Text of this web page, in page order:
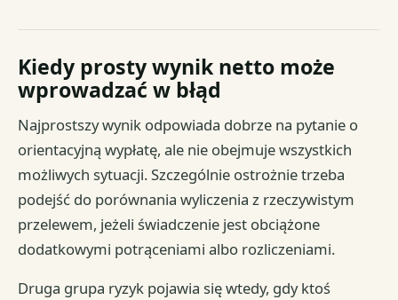
Kiedy prosty wynik netto może
wprowadzać w błąd
Najprostszy wynik odpowiada dobrze na pytanie o
orientacyjną wypłatę, ale nie obejmuje wszystkich
możliwych sytuacji. Szczególnie ostrożnie trzeba
podejść do porównania wyliczenia z rzeczywistym
przelewem, jeżeli świadczenie jest obciążone
dodatkowymi potrąceniami albo rozliczeniami.
Druga grupa ryzyk pojawia się wtedy, gdy ktoś